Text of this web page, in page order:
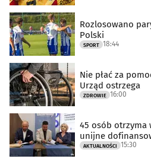
Rozlosowano
Polski
SPORT 18:44
Nie płać za
Urząd ostrzega
ZDROWIE 16:00
45 osób otrzyma
unijne
AKTUALNOŚCI 15:30